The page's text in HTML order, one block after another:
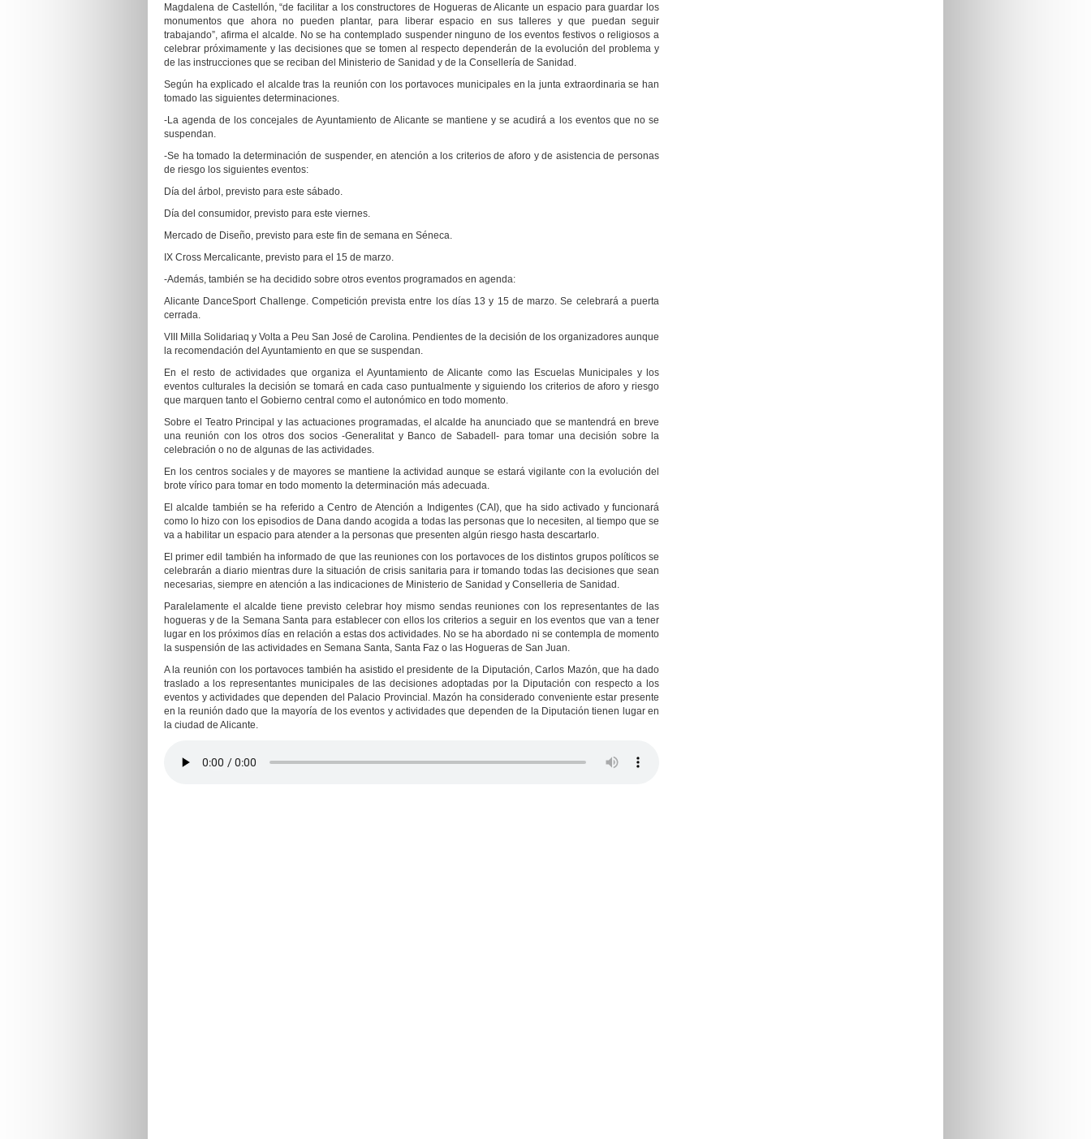
Magdalena de Castellón, “de facilitar a los constructores de Hogueras de Alicante un espacio para guardar los
monumentos que ahora no pueden plantar, para liberar espacio en sus talleres y que puedan seguir
trabajando”, afirma el alcalde. No se ha contemplado suspender ninguno de los eventos festivos o religiosos a
celebrar próximamente y las decisiones que se tomen al respecto dependerán de la evolución del problema y
de las instrucciones que se reciban del Ministerio de Sanidad y de la Consellería de Sanidad.
Según ha explicado el alcalde tras la reunión con los portavoces municipales en la junta extraordinaria se han
tomado las siguientes determinaciones.
-La agenda de los concejales de Ayuntamiento de Alicante se mantiene y se acudirá a los eventos que no se
suspendan.
-Se ha tomado la determinación de suspender, en atención a los criterios de aforo y de asistencia de personas
de riesgo los siguientes eventos:
Día del árbol, previsto para este sábado.
Día del consumidor, previsto para este viernes.
Mercado de Diseño, previsto para este fin de semana en Séneca.
IX Cross Mercalicante, previsto para el 15 de marzo.
-Además, también se ha decidido sobre otros eventos programados en agenda:
Alicante DanceSport Challenge. Competición prevista entre los días 13 y 15 de marzo. Se celebrará a puerta
cerrada.
VIII Milla Solidariaq y Volta a Peu San José de Carolina. Pendientes de la decisión de los organizadores aunque
la recomendación del Ayuntamiento en que se suspendan.
En el resto de actividades que organiza el Ayuntamiento de Alicante como las Escuelas Municipales y los
eventos culturales la decisión se tomará en cada caso puntualmente y siguiendo los criterios de aforo y riesgo
que marquen tanto el Gobierno central como el autonómico en todo momento.
Sobre el Teatro Principal y las actuaciones programadas, el alcalde ha anunciado que se mantendrá en breve
una reunión con los otros dos socios -Generalitat y Banco de Sabadell- para tomar una decisión sobre la
celebración o no de algunas de las actividades.
En los centros sociales y de mayores se mantiene la actividad aunque se estará vigilante con la evolución del
brote vírico para tomar en todo momento la determinación más adecuada.
El alcalde también se ha referido a Centro de Atención a Indigentes (CAI), que ha sido activado y funcionará
como lo hizo con los episodios de Dana dando acogida a todas las personas que lo necesiten, al tiempo que se
va a habilitar un espacio para atender a la personas que presenten algún riesgo hasta descartarlo.
El primer edil también ha informado de que las reuniones con los portavoces de los distintos grupos políticos se
celebrarán a diario mientras dure la situación de crisis sanitaria para ir tomando todas las decisiones que sean
necesarias, siempre en atención a las indicaciones de Ministerio de Sanidad y Conselleria de Sanidad.
Paralelamente el alcalde tiene previsto celebrar hoy mismo sendas reuniones con los representantes de las
hogueras y de la Semana Santa para establecer con ellos los criterios a seguir en los eventos que van a tener
lugar en los próximos días en relación a estas dos actividades. No se ha abordado ni se contempla de momento
la suspensión de las actividades en Semana Santa, Santa Faz o las Hogueras de San Juan.
A la reunión con los portavoces también ha asistido el presidente de la Diputación, Carlos Mazón, que ha dado
traslado a los representantes municipales de las decisiones adoptadas por la Diputación con respecto a los
eventos y actividades que dependen del Palacio Provincial. Mazón ha considerado conveniente estar presente
en la reunión dado que la mayoría de los eventos y actividades que dependen de la Diputación tienen lugar en
la ciudad de Alicante.